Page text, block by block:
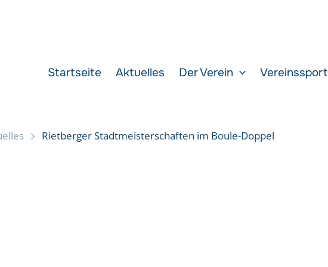
Startseite Aktuelles Der Verein Vereinssport
DoppelRietberger Stadtmeisterschaften im Boule-Doppel